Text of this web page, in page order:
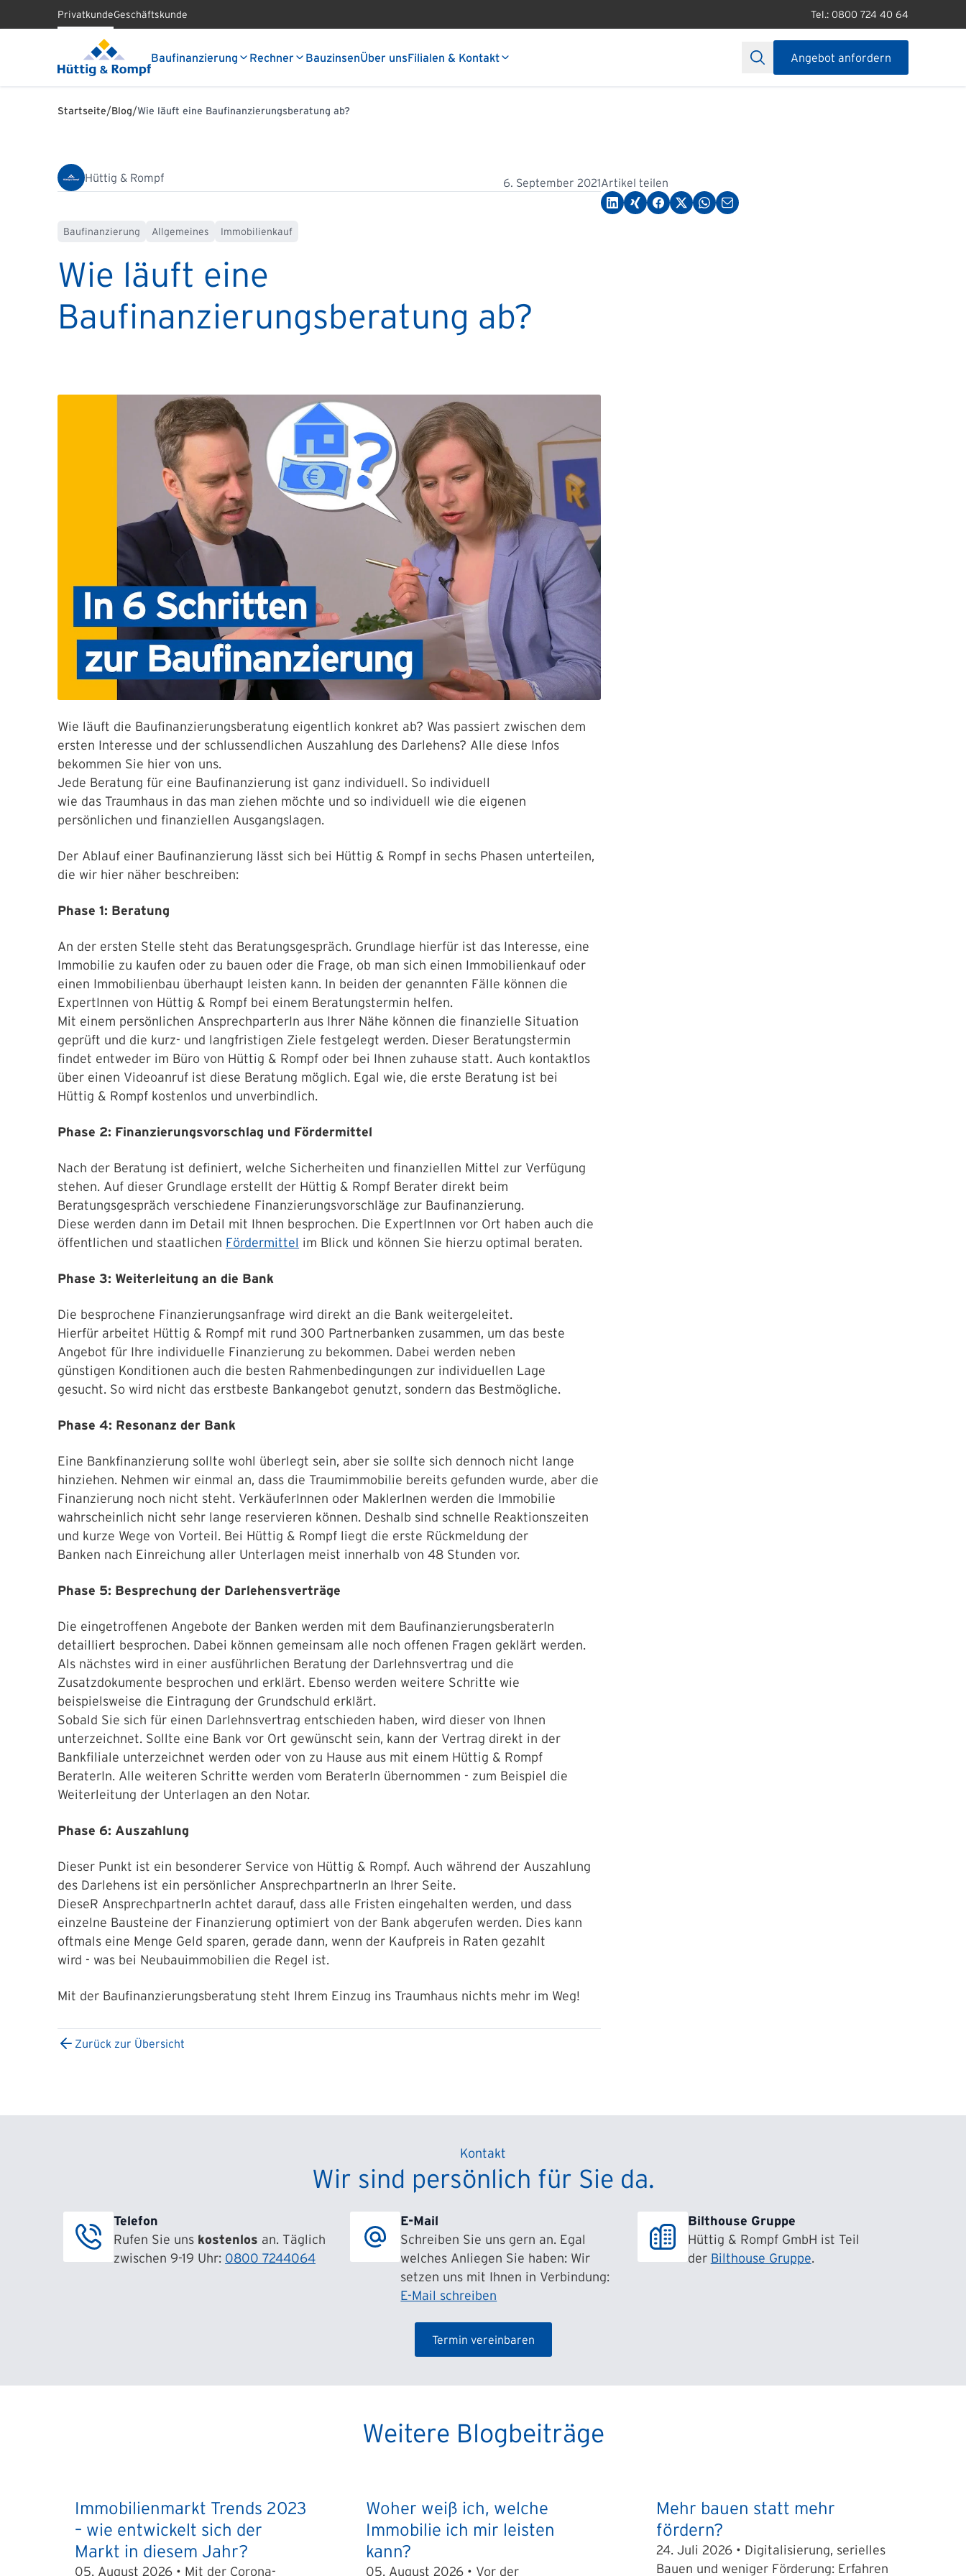
PrivatkundeGeschäftskunde Tel.: 0800 724 40 64
Baufinanzierung Rechner BauzinsenÜber unsFilialen & Kontakt Angebot anfordern
Startseite/Blog/Wie läuft eine Baufinanzierungsberatung ab?
Hüttig & Rompf 6. September 2021
Baufinanzierung Allgemeines Immobilienkauf
Wie läuft eine
Baufinanzierungsberatung ab?
Wie läuft die Baufinanzierungsberatung eigentlich konkret ab? Was passiert zwischen dem
ersten Interesse und der schlussendlichen Auszahlung des Darlehens? Alle diese Infos
bekommen Sie hier von uns.
Jede Beratung für eine Baufinanzierung ist ganz individuell. So individuell
wie das Traumhaus in das man ziehen möchte und so individuell wie die eigenen
persönlichen und finanziellen Ausgangslagen.
Der Ablauf einer Baufinanzierung lässt sich bei Hüttig & Rompf in sechs Phasen unterteilen,
die wir hier näher beschreiben:
Phase 1: Beratung
An der ersten Stelle steht das Beratungsgespräch. Grundlage hierfür ist das Interesse, eine
Immobilie zu kaufen oder zu bauen oder die Frage, ob man sich einen Immobilienkauf oder
einen Immobilienbau überhaupt leisten kann. In beiden der genannten Fälle können die
ExpertInnen von Hüttig & Rompf bei einem Beratungstermin helfen.
Mit einem persönlichen AnsprechparterIn aus Ihrer Nähe können die finanzielle Situation
geprüft und die kurz- und langfristigen Ziele festgelegt werden. Dieser Beratungstermin
findet entweder im Büro von Hüttig & Rompf oder bei Ihnen zuhause statt. Auch kontaktlos
über einen Videoanruf ist diese Beratung möglich. Egal wie, die erste Beratung ist bei
Hüttig & Rompf kostenlos und unverbindlich.
Phase 2: Finanzierungsvorschlag und Fördermittel
Nach der Beratung ist definiert, welche Sicherheiten und finanziellen Mittel zur Verfügung
stehen. Auf dieser Grundlage erstellt der Hüttig & Rompf Berater direkt beim
Beratungsgespräch verschiedene Finanzierungsvorschläge zur Baufinanzierung.
Diese werden dann im Detail mit Ihnen besprochen. Die ExpertInnen vor Ort haben auch die
öffentlichen und staatlichen Fördermittel im Blick und können Sie hierzu optimal beraten.
Phase 3: Weiterleitung an die Bank
Die besprochene Finanzierungsanfrage wird direkt an die Bank weitergeleitet.
Hierfür arbeitet Hüttig & Rompf mit rund 300 Partnerbanken zusammen, um das beste
Angebot für Ihre individuelle Finanzierung zu bekommen. Dabei werden neben
günstigen Konditionen auch die besten Rahmenbedingungen zur individuellen Lage
gesucht. So wird nicht das erstbeste Bankangebot genutzt, sondern das Bestmögliche.
Phase 4: Resonanz der Bank
Eine Bankfinanzierung sollte wohl überlegt sein, aber sie sollte sich dennoch nicht lange
hinziehen. Nehmen wir einmal an, dass die Traumimmobilie bereits gefunden wurde, aber die
Finanzierung noch nicht steht. VerkäuferInnen oder MaklerInen werden die Immobilie
wahrscheinlich nicht sehr lange reservieren können. Deshalb sind schnelle Reaktionszeiten
und kurze Wege von Vorteil. Bei Hüttig & Rompf liegt die erste Rückmeldung der
Banken nach Einreichung aller Unterlagen meist innerhalb von 48 Stunden vor.
Phase 5: Besprechung der Darlehensverträge
Die eingetroffenen Angebote der Banken werden mit dem BaufinanzierungsberaterIn
detailliert besprochen. Dabei können gemeinsam alle noch offenen Fragen geklärt werden.
Als nächstes wird in einer ausführlichen Beratung der Darlehnsvertrag und die
Zusatzdokumente besprochen und erklärt. Ebenso werden weitere Schritte wie
beispielsweise die Eintragung der Grundschuld erklärt.
Sobald Sie sich für einen Darlehnsvertrag entschieden haben, wird dieser von Ihnen
unterzeichnet. Sollte eine Bank vor Ort gewünscht sein, kann der Vertrag direkt in der
Bankfiliale unterzeichnet werden oder von zu Hause aus mit einem Hüttig & Rompf
BeraterIn. Alle weiteren Schritte werden vom BeraterIn übernommen - zum Beispiel die
Weiterleitung der Unterlagen an den Notar.
Phase 6: Auszahlung
Dieser Punkt ist ein besonderer Service von Hüttig & Rompf. Auch während der Auszahlung
des Darlehens ist ein persönlicher AnsprechpartnerIn an Ihrer Seite.
DieseR AnsprechpartnerIn achtet darauf, dass alle Fristen eingehalten werden, und dass
einzelne Bausteine der Finanzierung optimiert von der Bank abgerufen werden. Dies kann
oftmals eine Menge Geld sparen, gerade dann, wenn der Kaufpreis in Raten gezahlt
wird - was bei Neubauimmobilien die Regel ist.
Mit der Baufinanzierungsberatung steht Ihrem Einzug ins Traumhaus nichts mehr im Weg!
Zurück zur Übersicht
Artikel teilen
Kontakt
Wir sind persönlich für Sie da.
Telefon
Rufen Sie uns kostenlos an. Täglich
zwischen 9-19 Uhr: 0800 7244064
E-Mail
Schreiben Sie uns gern an. Egal
welches Anliegen Sie haben: Wir
setzen uns mit Ihnen in Verbindung:
E-Mail schreiben
Bilthouse Gruppe
Hüttig & Rompf GmbH ist Teil
der Bilthouse Gruppe.
Termin vereinbaren
Weitere Blogbeiträge
Immobilienmarkt Trends 2023
– wie entwickelt sich der
Markt in diesem Jahr?
05. August 2026 • Mit der Corona-
Woher weiß ich, welche
Immobilie ich mir leisten
kann?
05. August 2026 • Vor der
Mehr bauen statt mehr
fördern?
24. Juli 2026 • Digitalisierung, serielles
Bauen und weniger Förderung: Erfahren